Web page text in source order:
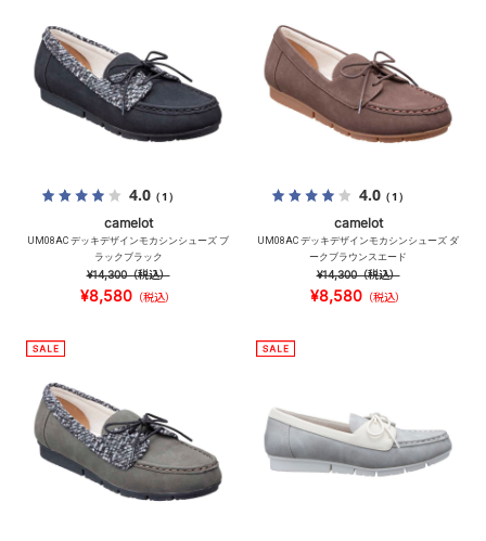
4.0（1）
camelot
UM08AC デッキデザインモカシンシューズ ブ
ラックブラック
¥14,300（税込）
¥8,580 （税込）
4.0（1）
camelot
UM08AC デッキデザインモカシンシューズ ダ
ークブラウンスエード
¥14,300（税込）
¥8,580 （税込）